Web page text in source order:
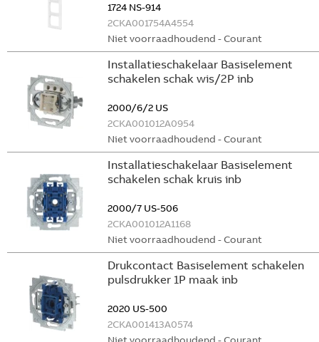
1724 NS-914
2CKA001754A4554
Niet voorraadhoudend - Courant
Installatieschakelaar Basiselement
schakelen schak wis/2P inb
2000/6/2 US
2CKA001012A0954
Niet voorraadhoudend - Courant
Installatieschakelaar Basiselement
schakelen schak kruis inb
2000/7 US-506
2CKA001012A1168
Niet voorraadhoudend - Courant
Drukcontact Basiselement schakelen
pulsdrukker 1P maak inb
2020 US-500
2CKA001413A0574